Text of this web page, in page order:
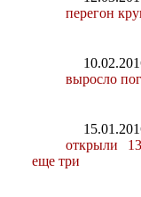
перегон
выросло
открыли
еще три